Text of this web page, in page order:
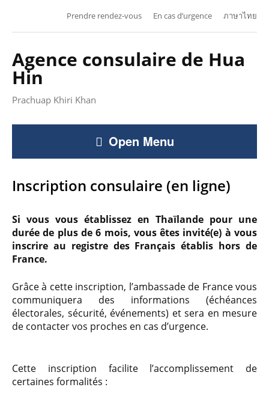
Prendre rendez-vous En cas d’urgence ภาษาไทย
Agence consulaire de Hua
Hin
Prachuap Khiri Khan
Open Menu
Inscription consulaire (en ligne)
Si vous vous établissez en Thaïlande pour une
durée de plus de 6 mois, vous êtes invité(e) à vous
inscrire au registre des Français établis hors de
France.
Grâce à cette inscription, l’ambassade de France vous
communiquera des informations (échéances
électorales, sécurité, événements) et sera en mesure
de contacter vos proches en cas d’urgence.
Cette inscription facilite l’accomplissement de
certaines formalités :